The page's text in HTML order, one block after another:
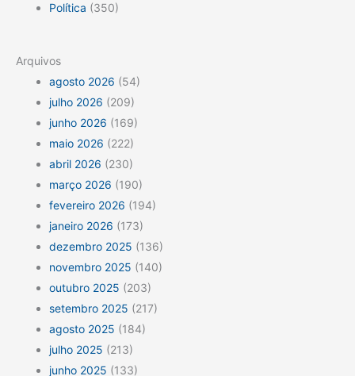
Política (350)
Arquivos
agosto 2026 (54)
julho 2026 (209)
junho 2026 (169)
maio 2026 (222)
abril 2026 (230)
março 2026 (190)
fevereiro 2026 (194)
janeiro 2026 (173)
dezembro 2025 (136)
novembro 2025 (140)
outubro 2025 (203)
setembro 2025 (217)
agosto 2025 (184)
julho 2025 (213)
junho 2025 (133)